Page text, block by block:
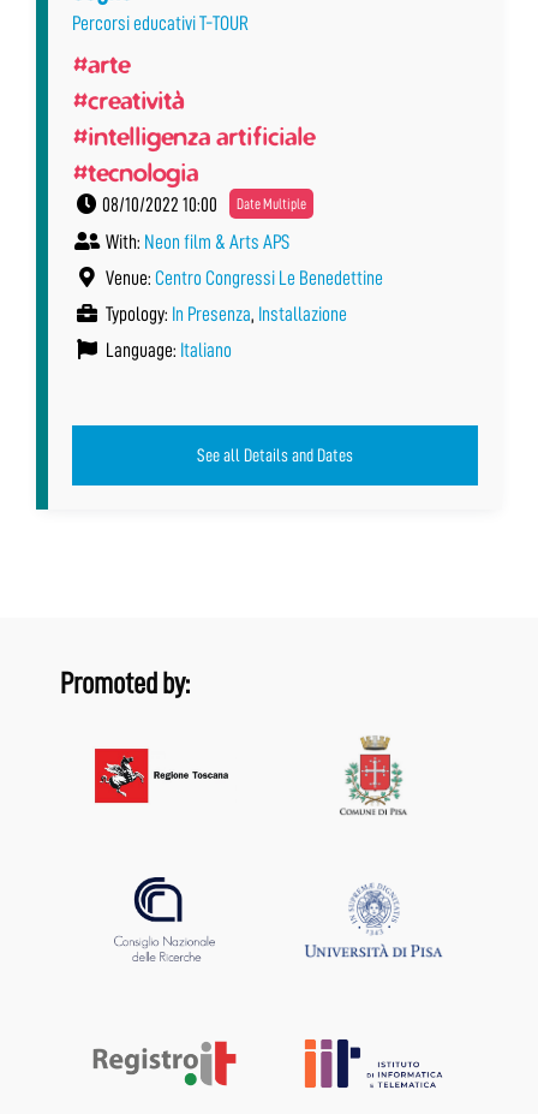
Percorsi educativi T-TOUR
#arte
#creatività
#intelligenza artificiale
#tecnologia
08/10/2022 10:00 Date Multiple
With: Neon film & Arts APS
Venue: Centro Congressi Le Benedettine
Typology: In Presenza, Installazione
Language: Italiano
See all Details and Dates
Promoted by: